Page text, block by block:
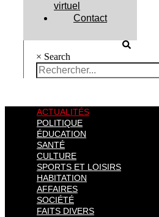
virtuel
Contact
× Search
ACTUALITÉS
POLITIQUE
ÉDUCATION
SANTÉ
CULTURE
SPORTS ET LOISIRS
HABITATION
AFFAIRES
SOCIÉTÉ
FAITS DIVERS